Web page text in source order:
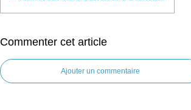
Commenter cet article
Ajouter un commentaire